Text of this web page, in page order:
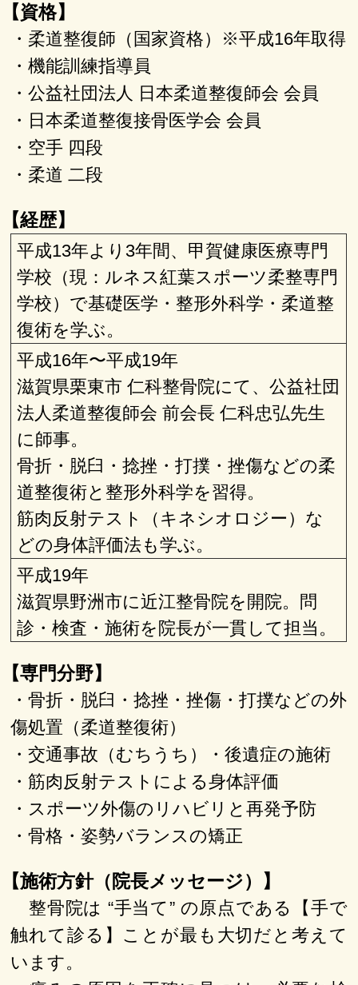
【資格】
・柔道整復師（国家資格）※平成16年取得
・機能訓練指導員
・公益社団法人 日本柔道整復師会 会員
・日本柔道整復接骨医学会 会員
・空手 四段
・柔道 二段
【経歴】
平成13年より3年間、甲賀健康医療専門
学校（現：ルネス紅葉スポーツ柔整専門
学校）で基礎医学・整形外科学・柔道整
復術を学ぶ。
平成16年〜平成19年
滋賀県栗東市 仁科整骨院にて、公益社団
法人柔道整復師会 前会長 仁科忠弘先生
に師事。
骨折・脱臼・捻挫・打撲・挫傷などの柔
道整復術と整形外科学を習得。
筋肉反射テスト（キネシオロジー）な
どの身体評価法も学ぶ。
平成19年
滋賀県野洲市に近江整骨院を開院。問
診・検査・施術を院長が一貫して担当。
【専門分野】
・骨折・脱臼・捻挫・挫傷・打撲などの外
傷処置（柔道整復術）
・交通事故（むちうち）・後遺症の施術
・筋肉反射テストによる身体評価
・スポーツ外傷のリハビリと再発予防
・骨格・姿勢バランスの矯正
【施術方針（院長メッセージ）】
整骨院は “手当て” の原点である【手で
触れて診る】ことが最も大切だと考えて
います。